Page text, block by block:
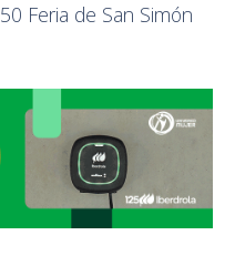
Feria de San Simón